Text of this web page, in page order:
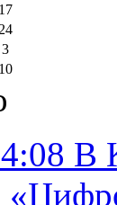
17
24
3
10
В